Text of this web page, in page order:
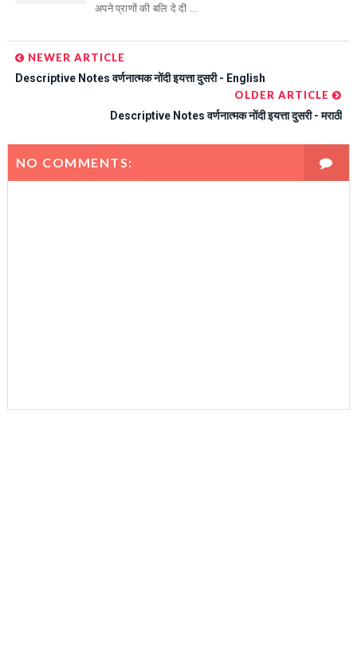
अपने प्राणों की बलि दे दी ...
NEWER ARTICLE
Descriptive Notes वर्णनात्मक नोंदी इयत्ता दुसरी - English
OLDER ARTICLE
Descriptive Notes वर्णनात्मक नोंदी इयत्ता दुसरी - मराठी
NO COMMENTS: